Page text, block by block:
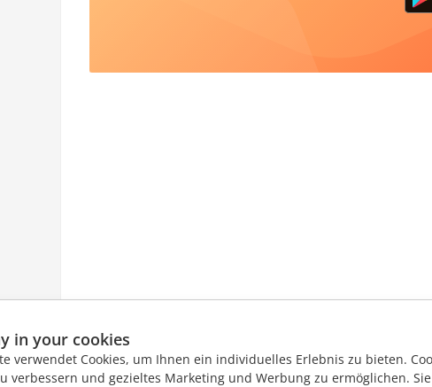
in your cookies
verwendet Cookies, um Ihnen ein individuelles Erlebnis zu bieten.
verbessern und gezieltes Marketing und Werbung zu ermöglichen.